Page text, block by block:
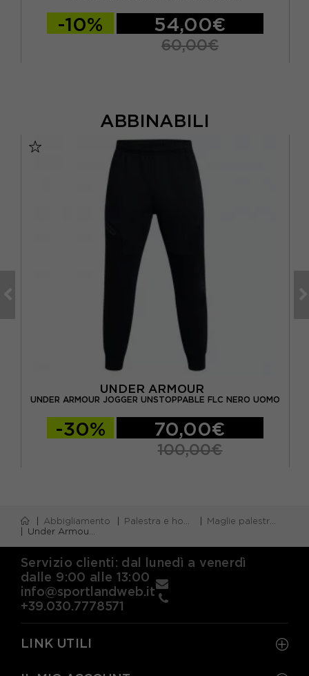
-10% 54,00€
60,00€
ABBINABILI
UNDER ARMOUR
UNDER ARMOUR JOGGER UNSTOPPABLE FLC NERO UOMO
-30% 70,00€
100,00€
Abbigliamento Palestra e home gym
Maglie palestra m/corta
Under Armour Maglietta Palestra Hg Armour Printed Nero Uomo
Servizio clienti: dal lunedì a venerdì
dalle 9:00 alle 13:00
info@sportlandweb.it
+39.030.7778571
LINK UTILI